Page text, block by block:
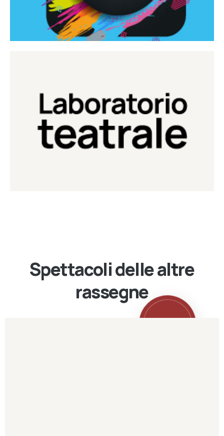
Laboratorio Teatrale
Laboratorio di teatro del Teatro Eduardo de Filippo
Continua
Spettacoli delle altre
rassegne